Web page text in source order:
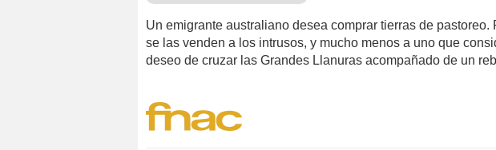
Un emigrante australiano desea comprar tierras de
se las venden a los intrusos, y mucho menos a uno que
deseo de cruzar las Grandes Llanuras acompañado de un